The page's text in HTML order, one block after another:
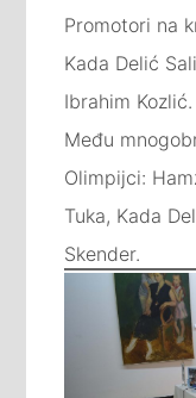
Promotori na
Kada Delić
Ibrahim Kozlić.
Među
Olimpijci:
Tuka, Kada
Skender.